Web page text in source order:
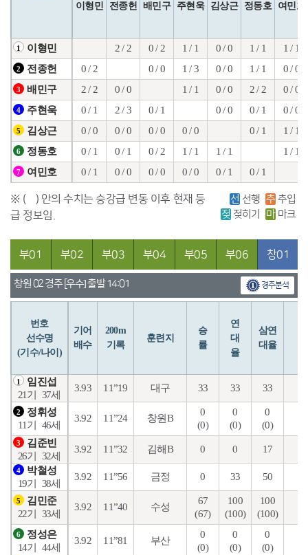
이형민 전종헌 배민구 주현욱 김상근 정동호 여민호
1 이형민 2 / 2 0 / 2 1 / 1 0 / 0 1 / 1 1 / 1
2 전종헌 0 / 2 0 / 0 1 / 3 0 / 0 1 / 1 0 / 0
3 배민구 2 / 2 0 / 0 1 / 1 0 / 0 2 / 2 0 / 0
4 주현욱 0 / 1 2 / 3 0 / 1 0 / 0 0 / 1 0 / 0
5 김상근 0 / 0 0 / 0 0 / 0 0 / 0 0 / 1 1 / 1
6 정동호 0 / 1 0 / 1 0 / 2 1 / 1 1 / 1 1 / 1
7 여민호 0 / 1 0 / 0 0 / 0 0 / 0 0 / 1 0 / 1
※ ( ) 안의 수치는 승강급 변동 이후 현재 등
급 정보임.
선 선행 추 추입
젖 젖히기 마 마크
부01 부02 부03 부04 부05 부06 창01
창원 02 경주 [우수] 출발 14:01 경주분석
번호
선수명
(기수/나이)
기어
배수
200m
기록
훈련지
승
률
연
대
율
삼연
대율
1
임진섭
21기
37세
3.93 11”19 대구 33 33 33
2
정휘성
11기
46세
3.92 11”24 창원B
0
(0)
0
(0)
0
(0)
3
김준빈
26기
32세
3.92 11”32 김해B 0 0 17
4
박철성
19기
38세
3.92 11”56 금정 0 33 50
5
김민준
22기
33세
3.92 11”40 수성
67
(67)
100
(100)
100
(100)
6
정성은
14기
44세
3.92 11”81 부산
0
(0)
0
(0)
0
(0)